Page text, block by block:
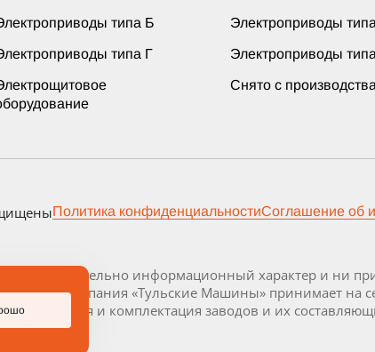
типа Б Электроприводы
типа Г Электроприводы
Снято с производства
Политика конфиденциальностиСоглашение об
исключительно информационный характер и ни
РФ. Компания «Тульские Машины» принимает на
и комплектация заводов и их